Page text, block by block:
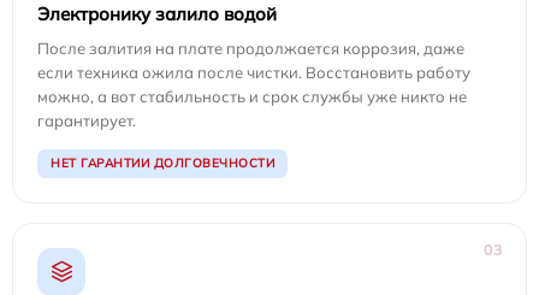
Электронику залило водой
После залития на плате продолжается коррозия, даже
если техника ожила после чистки. Восстановить работу
можно, а вот стабильность и срок службы уже никто не
гарантирует.
НЕТ ГАРАНТИИ ДОЛГОВЕЧНОСТИ
03